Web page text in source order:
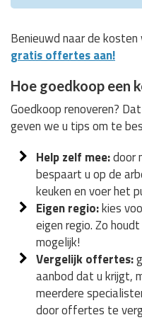
Benieuwd naar de
gratis offertes aan!
Hoe goedkoop een
Goedkoop renoveren?
geven we u tips om te
Help zelf mee:door
bespaart u op de
keuken en voer het
Eigen regio:kies
eigen regio. Zo
mogelijk!
Vergelijk offertes:
aanbod dat u krijgt,
meerdere
door offertes te